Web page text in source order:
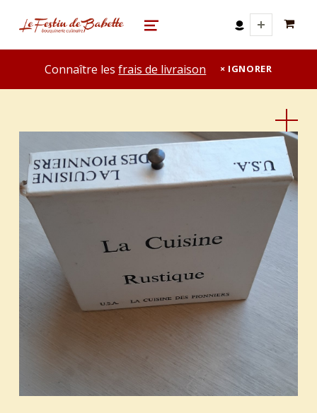
le festin de babette
"LE FESTIN DE BABETTE" – BOUQUINERIE GASTRONOMIQUE MENU
Connaître lesfrais de livraison IGNORER